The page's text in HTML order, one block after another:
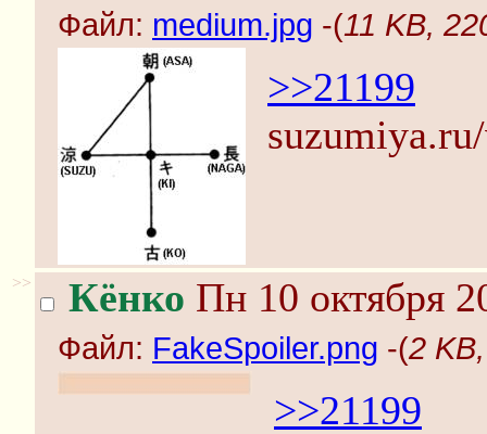
Файл: medium.jpg -(11 KB,
>>21199
>> Кёнко Пн 10 октября
Файл: FakeSpoiler.png -(2
>>21199